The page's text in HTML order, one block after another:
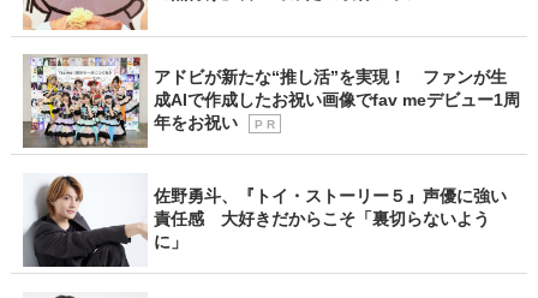
アドビが新たな“推し活”を実現！ ファンが生
成AIで作成したお祝い画像でfav meデビュー1周
年をお祝い
P R
佐野勇斗、『トイ・ストーリー５』声優に強い
責任感 大好きだからこそ「裏切らないよう
に」